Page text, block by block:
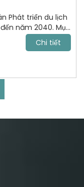
Phát triển du lịch
năm 2040. Mục
đến chăm sóc sức
Đông Nam Á và
Chi tiết